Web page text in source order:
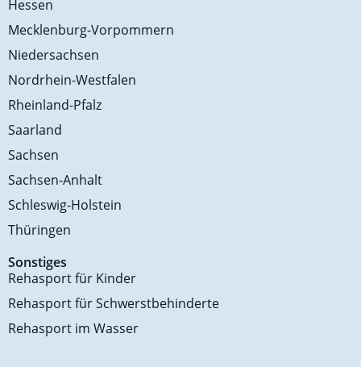
Hessen
Mecklenburg-Vorpommern
Niedersachsen
Nordrhein-Westfalen
Rheinland-Pfalz
Saarland
Sachsen
Sachsen-Anhalt
Schleswig-Holstein
Thüringen
Sonstiges
Rehasport für Kinder
Rehasport für Schwerstbehinderte
Rehasport im Wasser